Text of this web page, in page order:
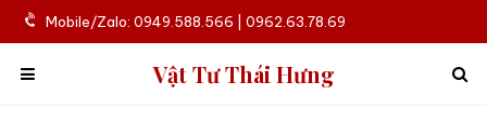
Mobile/Zalo: 0949.588.566 | 0962.63.78.69
Vật Tư Thái Hưng